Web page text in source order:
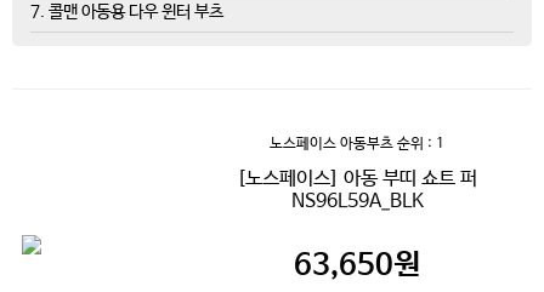
7. 콜맨 아동용 다우 윈터 부츠
노스페이스 아동부츠 순위 : 1
[노스페이스] 아동 부띠 쇼트 퍼
NS96L59A_BLK
63,650원